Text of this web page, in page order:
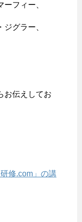
フィー、
グラー、
お伝えしてお
研修.com」の講